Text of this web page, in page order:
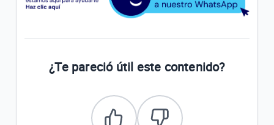
¿Te pareció útil este contenido?